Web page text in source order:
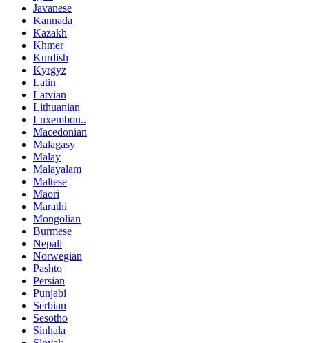
Javanese
Kannada
Kazakh
Khmer
Kurdish
Kyrgyz
Latin
Latvian
Lithuanian
Luxembou..
Macedonian
Malagasy
Malay
Malayalam
Maltese
Maori
Marathi
Mongolian
Burmese
Nepali
Norwegian
Pashto
Persian
Punjabi
Serbian
Sesotho
Sinhala